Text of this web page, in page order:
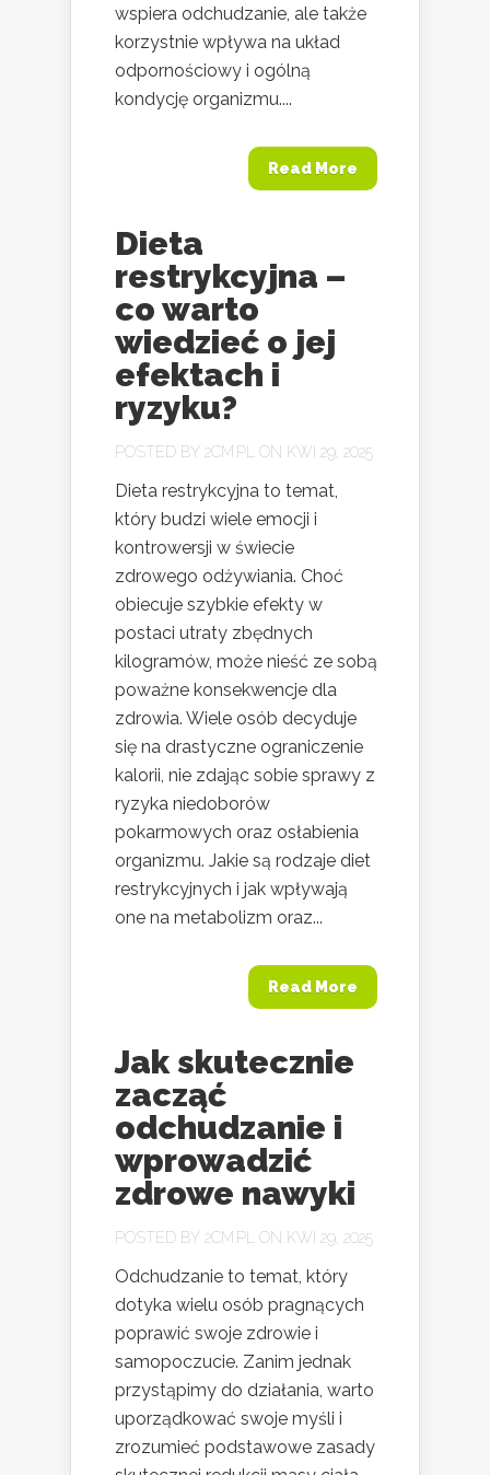
wspiera odchudzanie, ale także
korzystnie wpływa na układ
odpornościowy i ogólną
kondycję organizmu....
Read More
Dieta
restrykcyjna –
co warto
wiedzieć o jej
efektach i
ryzyku?
POSTED BY 2CM.PL ON KWI 29, 2025
Dieta restrykcyjna to temat,
który budzi wiele emocji i
kontrowersji w świecie
zdrowego odżywiania. Choć
obiecuje szybkie efekty w
postaci utraty zbędnych
kilogramów, może nieść ze sobą
poważne konsekwencje dla
zdrowia. Wiele osób decyduje
się na drastyczne ograniczenie
kalorii, nie zdając sobie sprawy z
ryzyka niedoborów
pokarmowych oraz osłabienia
organizmu. Jakie są rodzaje diet
restrykcyjnych i jak wpływają
one na metabolizm oraz...
Read More
Jak skutecznie
zacząć
odchudzanie i
wprowadzić
zdrowe nawyki
POSTED BY 2CM.PL ON KWI 29, 2025
Odchudzanie to temat, który
dotyka wielu osób pragnących
poprawić swoje zdrowie i
samopoczucie. Zanim jednak
przystąpimy do działania, warto
uporządkować swoje myśli i
zrozumieć podstawowe zasady